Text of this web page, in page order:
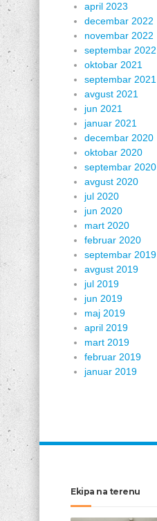
april 2023
decembar 2022
novembar 2022
septembar 2022
oktobar 2021
septembar 2021
avgust 2021
jun 2021
januar 2021
decembar 2020
oktobar 2020
septembar 2020
avgust 2020
jul 2020
jun 2020
mart 2020
februar 2020
septembar 2019
avgust 2019
jul 2019
jun 2019
maj 2019
april 2019
mart 2019
februar 2019
januar 2019
Ekipa na terenu